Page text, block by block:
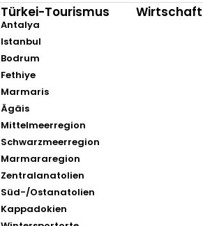
Türkei-Tourismus
Antalya
Istanbul
Bodrum
Fethiye
Marmaris
Ägäis
Mittelmeerregion
Schwarzmeerregion
Marmararegion
Zentralanatolien
Süd-/Ostanatolien
Kappadokien
Wirtschaft